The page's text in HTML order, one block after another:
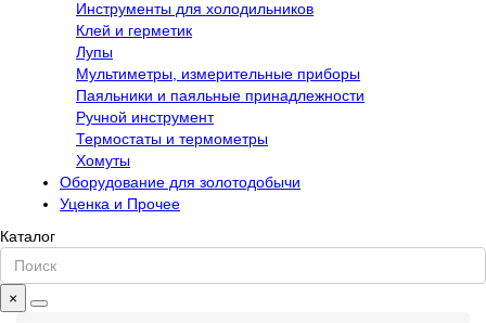
Инструменты для холодильников
Клей и герметик
Лупы
Мультиметры, измерительные приборы
Паяльники и паяльные принадлежности
Ручной инструмент
Термостаты и термометры
Хомуты
Оборудование для золотодобычи
Уценка и Прочее
Каталог
×